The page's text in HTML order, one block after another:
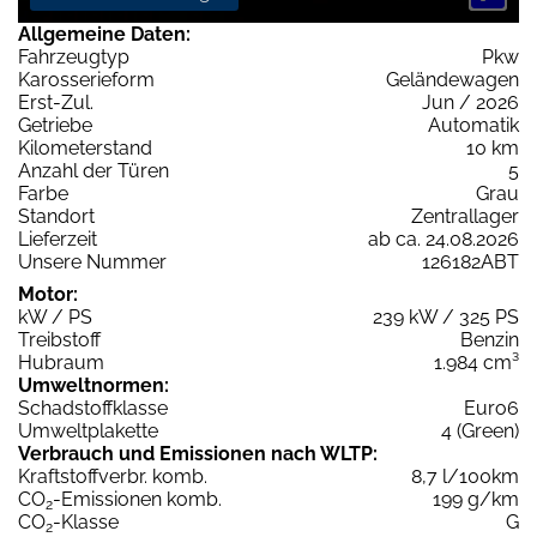
Allgemeine Daten:
Fahrzeugtyp
Pkw
Karosserieform
Geländewagen
Erst-Zul.
Jun / 2026
Getriebe
Automatik
Kilometerstand
10 km
Anzahl der Türen
5
Farbe
Grau
Standort
Zentrallager
Lieferzeit
ab ca. 24.08.2026
Unsere Nummer
126182ABT
Motor:
kW / PS
239 kW / 325 PS
Treibstoff
Benzin
Hubraum
1.984 cm³
Umweltnormen:
Schadstoffklasse
Euro6
Umweltplakette
4 (Green)
Verbrauch und Emissionen nach WLTP:
Kraftstoffverbr. komb.
8,7 l/100km
CO2-Emissionen komb.
199 g/km
CO2-Klasse
G